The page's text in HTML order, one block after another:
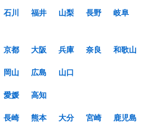
石川 福井 山梨 長野
岐阜
京都 大阪 兵庫 奈良
和歌山
岡山 広島
山口
愛媛
高知
長崎 熊本 大分 宮崎
鹿児島